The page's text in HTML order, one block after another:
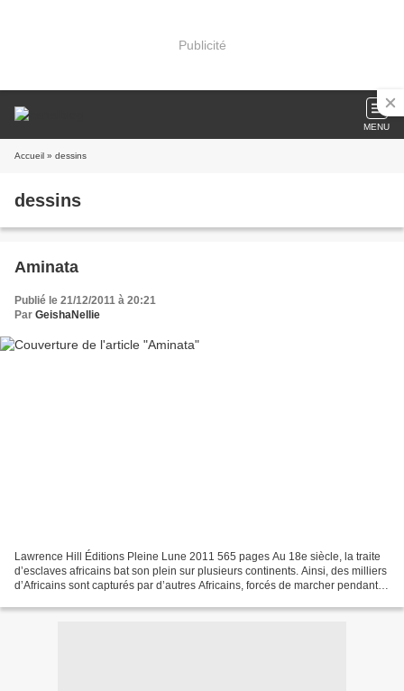
Publicité
MENU
Accueil » dessins
dessins
Aminata
Publié le 21/12/2011 à 20:21
Par GeishaNellie
Lawrence Hill Éditions Pleine Lune 2011 565 pages Au 18e siècle, la traite
d’esclaves africains bat son plein sur plusieurs continents. Ainsi, des milliers
d’Africains sont capturés par d’autres Africains, forcés de marcher pendant